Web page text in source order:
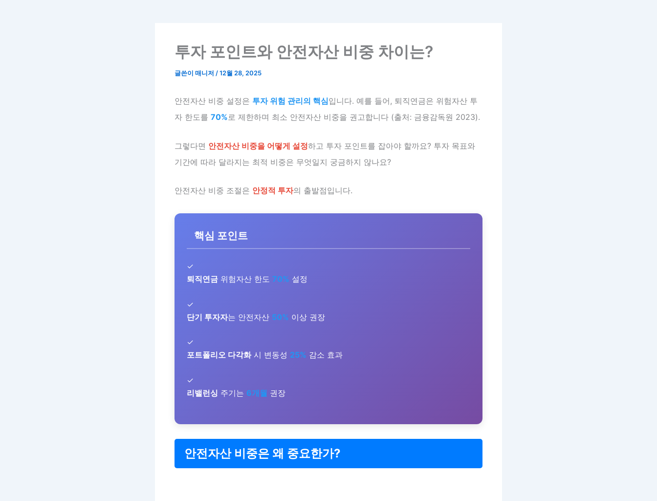
투자 포인트와 안전자산 비중 차이는?
글쓴이 매니저 /12월 28, 2025
안전자산 비중 설정은 투자 위험 관리의 핵심입니다. 예를 들어, 퇴직연금은 위험자산 투
자 한도를 70%로 제한하며 최소 안전자산 비중을 권고합니다 (출처: 금융감독원 2023).
그렇다면 안전자산 비중을 어떻게 설정하고 투자 포인트를 잡아야 할까요? 투자 목표와
기간에 따라 달라지는 최적 비중은 무엇일지 궁금하지 않나요?
안전자산 비중 조절은 안정적 투자의 출발점입니다.
핵심 포인트
✓
퇴직연금 위험자산 한도 70% 설정
✓
단기 투자자는 안전자산 50% 이상 권장
✓
포트폴리오 다각화시 변동성 25% 감소 효과
✓
리밸런싱 주기는 6개월 권장
안전자산 비중은 왜 중요한가?